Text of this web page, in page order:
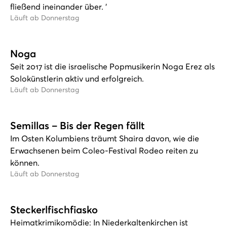
fließend ineinander über. ’
Läuft ab Donnerstag
Noga
Seit 2017 ist die israelische Popmusikerin Noga Erez als
Solokünstlerin aktiv und erfolgreich.
Läuft ab Donnerstag
Semillas – Bis der Regen fällt
Im Osten Kolumbiens träumt Shaira davon, wie die
Erwachsenen beim Coleo-Festival Rodeo reiten zu
können.
Läuft ab Donnerstag
Steckerlfischfiasko
Heimatkrimikomödie: In Niederkaltenkirchen ist